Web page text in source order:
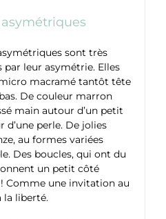
asymétriques
sont très
leur asymétrie. Elles
macramé tantôt tête
De couleur marron
main autour d’un petit
perle. De jolies
au formes variées
Des boucles, qui ont du
un petit côté
Comme une invitation au
la liberté.